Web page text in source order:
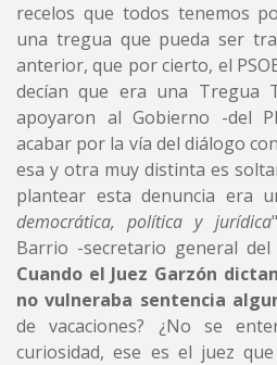
recelos que todos tenemos
una tregua que pueda ser
anterior, que por cierto, el
decían que era una Tregua
apoyaron al Gobierno -del
acabar por la vía del diálogo
esa y otra muy distinta es
plantear esta denuncia era
democrática, política y jurídica
Barrio -secretario general del
Cuando el Juez Garzón
no vulneraba sentencia
de vacaciones? ¿No se
curiosidad, ese es el juez